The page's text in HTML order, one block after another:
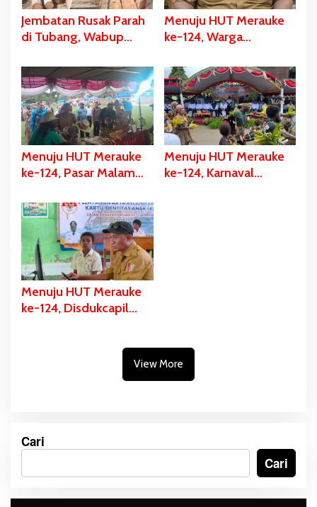
Jembatan Rusak Parah
di Tubang, Wabup
dan Eksekusi Berikan
Bantuan Dana
Perbaikan
Menuju HUT Merauke
ke-124, Warga
Akan Dapat Kado
Spesial
Menuju HUT Merauke
ke-124, Pasar Malam
Berpartisipasi Dalam
Bazar Kuliner
Menuju HUT Merauke
ke-124, Karnaval
Menuju HUT Merauke
ke-124, Disdukcapil
View More
Cari
Cari